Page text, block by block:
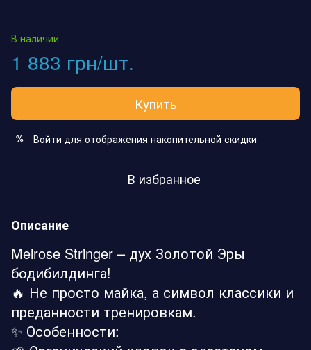
В наличии
1 883 грн/шт.
Купить
% Войти для отображения накопительной скидки
В избранное
Описание
Melrose Stringer – дух Золотой Эры
бодибилдинга!
🔥 Не просто майка, а символ классики и
преданности тренировкам.
✨ Особенности: